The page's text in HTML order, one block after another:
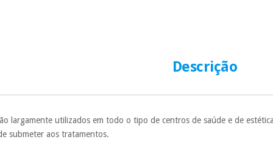
Descrição
largamente utilizados em todo o tipo de centros de saúde e de
submeter aos tratamentos.